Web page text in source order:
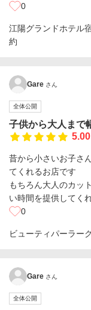
0
江陽グランドホテル
約
Gare さん
全体公開
子供から大人まで
5.00
昔から小さいお子さ
てくれるお店です
もちろん大人のカッ
い時間を提供してく
0
ビューティパーラー
Gare さん
全体公開